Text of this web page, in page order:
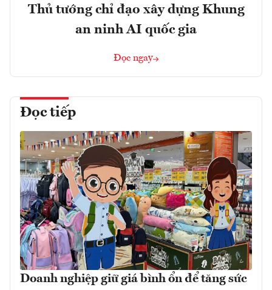
Thủ tướng chỉ đạo xây dựng Khung
an ninh AI quốc gia
Đọc ngay
Đọc tiếp
Doanh nghiệp giữ giá bình ổn để tăng sức